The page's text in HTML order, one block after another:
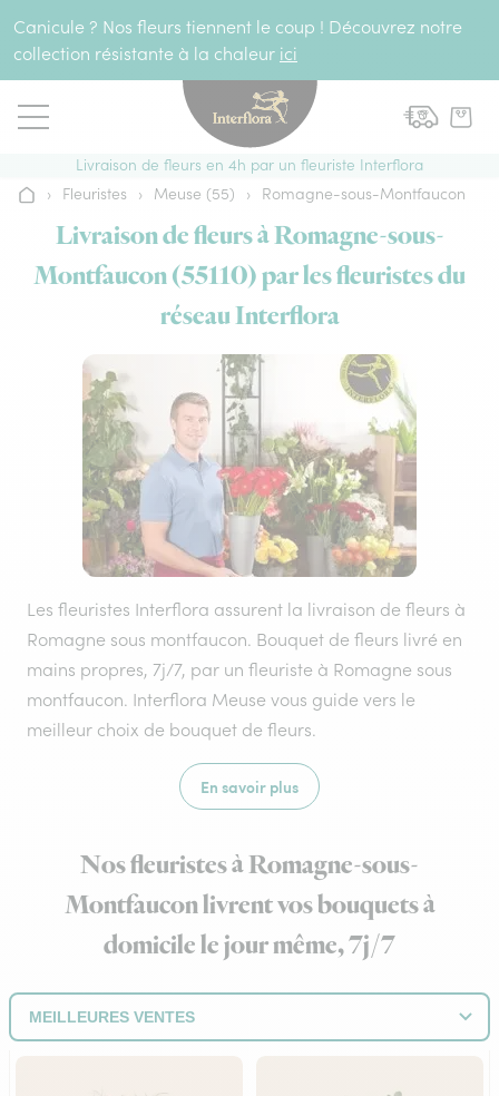
Canicule ? Nos fleurs tiennent le coup ! Découvrez notre
collection résistante à la chaleur ici
Livraison de fleurs en 4h par un fleuriste Interflora
Accueil
› Fleuristes › Meuse (55) › Romagne-sous-Montfaucon
Livraison de fleurs à Romagne-sous-
Montfaucon (55110) par les fleuristes du
réseau Interflora
Les fleuristes Interflora assurent la livraison de fleurs à
Romagne sous montfaucon. Bouquet de fleurs livré en
mains propres, 7j/7, par un fleuriste à Romagne sous
montfaucon. Interflora Meuse vous guide vers le
meilleur choix de bouquet de fleurs.
En savoir plus
Nos fleuristes à Romagne-sous-
Montfaucon livrent vos bouquets à
domicile le jour même, 7j/7